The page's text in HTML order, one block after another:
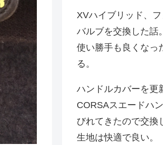
XVハイブリッド、
バルブを交換した話
使い勝手も良くなっ
る。
ハンドルカバーを更
CORSAスエードハ
びれてきたので交換
生地は快適で良い。